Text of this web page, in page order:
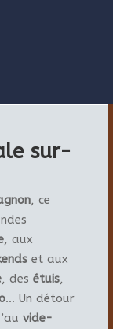
sur-
, ce
, aux
et aux
, des étuis,
… Un détour
vide-